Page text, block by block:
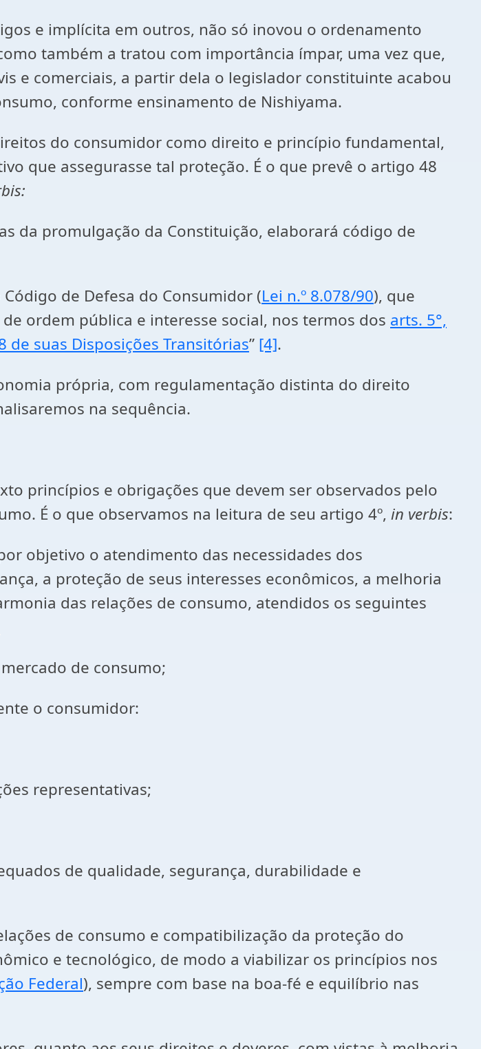
e implícita em outros, não só inovou o ordenamento
também a tratou com importância ímpar, uma vez que,
e comerciais, a partir dela o legislador constituinte acabou
conforme ensinamento de Nishiyama.
do consumidor como direito e princípio fundamental,
que assegurasse tal proteção. É o que prevê o artigo 48
da promulgação da Constituição, elaborará código de
de Defesa do Consumidor (Lei n.º 8.078/90), que
ordem pública e interesse social, nos termos dos arts. 5°,
de suas Disposições Transitórias” [4].
própria, com regulamentação distinta do direito
na sequência.
e obrigações que devem ser observados pelo
É o que observamos na leitura de seu artigo 4º, in verbis:
objetivo o atendimento das necessidades dos
a proteção de seus interesses econômicos, a melhoria
das relações de consumo, atendidos os seguintes
de consumo;
o consumidor:
representativas;
de qualidade, segurança, durabilidade e
de consumo e compatibilização da proteção do
e tecnológico, de modo a viabilizar os princípios nos
Federal), sempre com base na boa-fé e equilíbrio nas